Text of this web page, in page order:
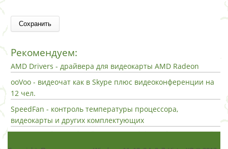
Рекомендуем:
AMD Drivers - драйвера для видеокарты AMD Radeon
ooVoo - видеочат как в Skype плюс видеоконференции на
12 чел.
SpeedFan - контроль температуры процессора,
видеокарты и других комплектующих